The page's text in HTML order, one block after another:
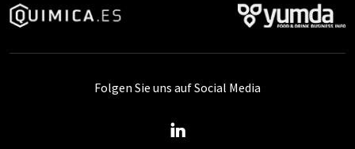
Folgen Sie uns auf Social Media